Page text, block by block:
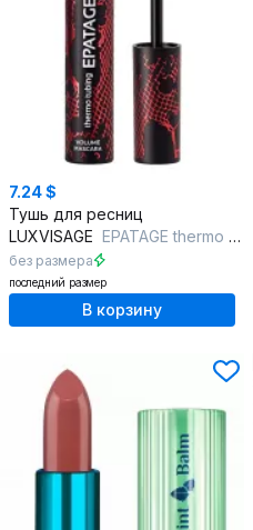
7.24 $
Тушь для ресниц
LUXVISAGE EPATAGE thermo tubing
без размера
последний размер
В корзину